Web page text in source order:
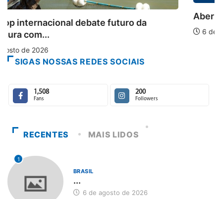
Aberto o credenciamento de imprensa para
6 de agosto de 2026
SIGAS NOSSAS REDES SOCIAIS
1,508
Fans
200
Followers
RECENTES MAIS LIDOS
1
BRASIL
...
6 de agosto de 2026